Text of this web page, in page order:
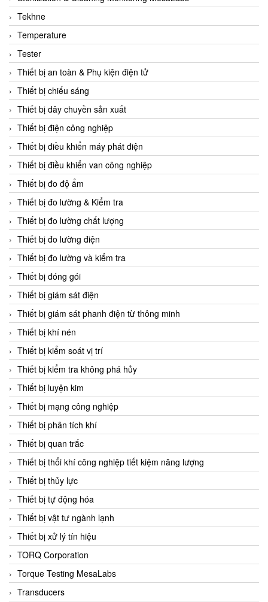
CCS
CD Automation
CEAG Sicherheitst
CEIA Vietnam
Celduc Vietnam
Cemb
Centec GmbH
CEQUBE
CHAUVIN ARNOUX
Checkline
Chino
Chiyoda Seiki
Chiyoda-Tsusho
Chongqing Huaneng
Chromalox
ChuanYi
CIC
Clage
Clake Fololo
Clark Cooper
CMC Ventilazione
Coax Valves Inc
Codel
Cofimco
Coltraco
Comat Releco
Comax
COMETECH VietNam
COMFILE Technology
Conch
Conductix/ WAMPFLER
Contrec
Tekhne
Temperature
Tester
Thiết bị an toàn & Phụ kiện điện tử
Thiết bị chiếu sáng
Thiết bị dây chuyền sản xuất
Thiết bị điện công nghiệp
Thiết bị điều khiển máy phát điện
Thiết bị điều khiển van công nghiệp
Thiết bị đo độ ẩm
Thiết bị đo lường & Kiểm tra
Thiết bị đo lường chất lượng
Thiết bị đo lường điện
Thiết bị đo lường và kiểm tra
Thiết bị đóng gói
Thiết bị giám sát điện
Thiết bị giám sát phanh điện từ thông minh
Thiết bị khí nén
Thiết bị kiểm soát vị trí
Thiết bị kiểm tra không phá hủy
Thiết bị luyện kim
Thiết bị mạng công nghiệp
Thiết bị phân tích khí
Thiết bị quan trắc
Thiết bị thổi khí công nghiệp tiết kiệm năng lượng
Thiết bị thủy lực
Thiết bị tự động hóa
Thiết bị vật tư ngành lạnh
Thiết bị xử lý tín hiệu
TORQ Corporation
Torque Testing MesaLabs
Transducers